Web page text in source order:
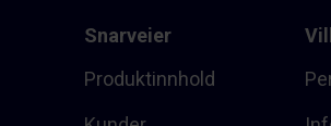
Snarveier
Produktinnhold